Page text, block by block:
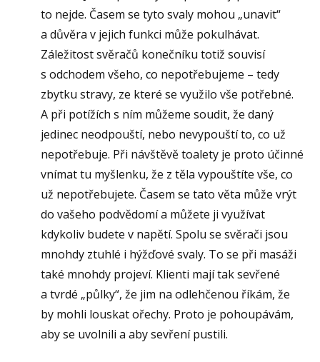
to nejde. Časem se tyto svaly mohou „unavit“
a důvěra v jejich funkci může pokulhávat.
Záležitost svěračů konečníku totiž souvisí
s odchodem všeho, co nepotřebujeme – tedy
zbytku stravy, ze které se využilo vše potřebné.
A při potížích s ním můžeme soudit, že daný
jedinec neodpouští, nebo nevypouští to, co už
nepotřebuje. Při návštěvě toalety je proto účinné
vnímat tu myšlenku, že z těla vypouštíte vše, co
už nepotřebujete. Časem se tato věta může vrýt
do vašeho podvědomí a můžete ji využívat
kdykoliv budete v napětí. Spolu se svěrači jsou
mnohdy ztuhlé i hýžďové svaly. To se při masáži
také mnohdy projeví. Klienti mají tak sevřené
a tvrdé „půlky“, že jim na odlehčenou říkám, že
by mohli louskat ořechy. Proto je pohoupávám,
aby se uvolnili a aby sevření pustili.